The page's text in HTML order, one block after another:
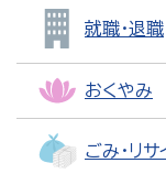
就職・退職
おくやみ
ごみ・リサ